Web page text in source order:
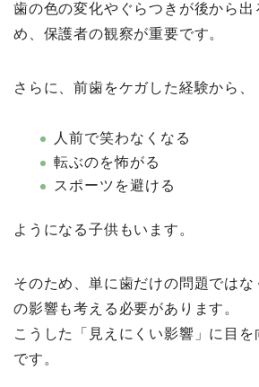
歯の色の変化やぐらつきが後から出
め、保護者の観察が重要です。
さらに、前歯をケガした経験から、
人前で笑わなくなる
転ぶのを怖がる
スポーツを避ける
ようになる子供もいます。
そのため、単に歯だけの問題では
の影響も考える必要があります。
こうした「見えにくい影響」に目を
です。